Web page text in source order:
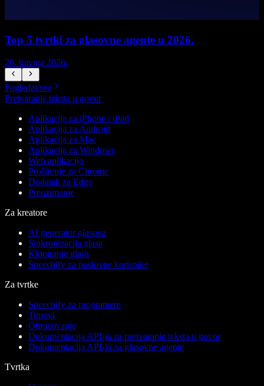
Top 5 tvrtki za glasovne agente u 2026.
28. travnja 2026.
Pogledaj sve
Pretvaranje teksta u govor
Aplikacija za iPhone i iPad
Aplikacija za Android
Aplikacija za Mac
Aplikacija za Windows
Web aplikacija
Proširenje za Chrome
Dodatak za Edge
Preuzimanje
Za kreatore
AI generator glasova
Sinkronizacija glasa
Kloniranje glasa
Speechify za poslovne korisnike
Za tvrtke
Speechify za programere
Timovi
Obrazovanje
Dokumentacija API-ja za pretvaranje teksta u govor
Dokumentacija API-ja za glasovne agente
Tvrtka